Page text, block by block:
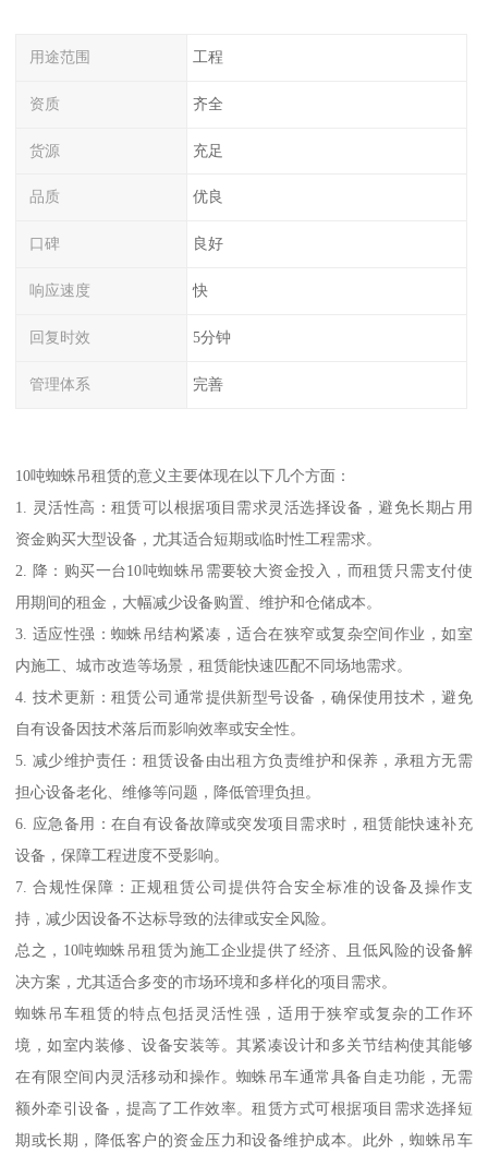
用途范围 工程
资质 齐全
货源 充足
品质 优良
口碑 良好
响应速度 快
回复时效 5分钟
管理体系 完善
10吨蜘蛛吊租赁的意义主要体现在以下几个方面：
1. 灵活性高：租赁可以根据项目需求灵活选择设备，避免长期占用
资金购买大型设备，尤其适合短期或临时性工程需求。
2. 降：购买一台10吨蜘蛛吊需要较大资金投入，而租赁只需支付使
用期间的租金，大幅减少设备购置、维护和仓储成本。
3. 适应性强：蜘蛛吊结构紧凑，适合在狭窄或复杂空间作业，如室
内施工、城市改造等场景，租赁能快速匹配不同场地需求。
4. 技术更新：租赁公司通常提供新型号设备，确保使用技术，避免
自有设备因技术落后而影响效率或安全性。
5. 减少维护责任：租赁设备由出租方负责维护和保养，承租方无需
担心设备老化、维修等问题，降低管理负担。
6. 应急备用：在自有设备故障或突发项目需求时，租赁能快速补充
设备，保障工程进度不受影响。
7. 合规性保障：正规租赁公司提供符合安全标准的设备及操作支
持，减少因设备不达标导致的法律或安全风险。
总之，10吨蜘蛛吊租赁为施工企业提供了经济、且低风险的设备解
决方案，尤其适合多变的市场环境和多样化的项目需求。
蜘蛛吊车租赁的特点包括灵活性强，适用于狭窄或复杂的工作环
境，如室内装修、设备安装等。其紧凑设计和多关节结构使其能够
在有限空间内灵活移动和操作。蜘蛛吊车通常具备自走功能，无需
额外牵引设备，提高了工作效率。租赁方式可根据项目需求选择短
期或长期，降低客户的资金压力和设备维护成本。此外，蜘蛛吊车